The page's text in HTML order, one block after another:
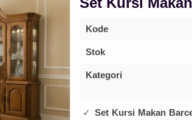
Kode
Stok
Kategori
Set Kursi Makan